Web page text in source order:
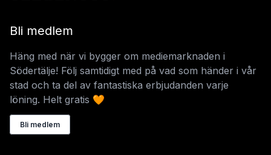
Bli medlem
Häng med när vi bygger om mediemarknaden i
Södertälje! Följ samtidigt med på vad som händer i vår
stad och ta del av fantastiska erbjudanden varje
löning. Helt gratis 🧡
Bli medlem